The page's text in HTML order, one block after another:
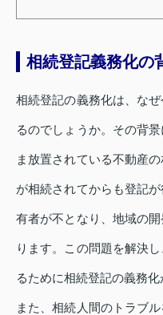
相続登記義務化の
相続登記の義務化は、な
るのでしょうか。その背
ま放置されている不動産
が相続されてからも登記
有者が不となり、地域の
ります。この問題を解決
るために相続登記の義務化
また、相続人間のトラブ